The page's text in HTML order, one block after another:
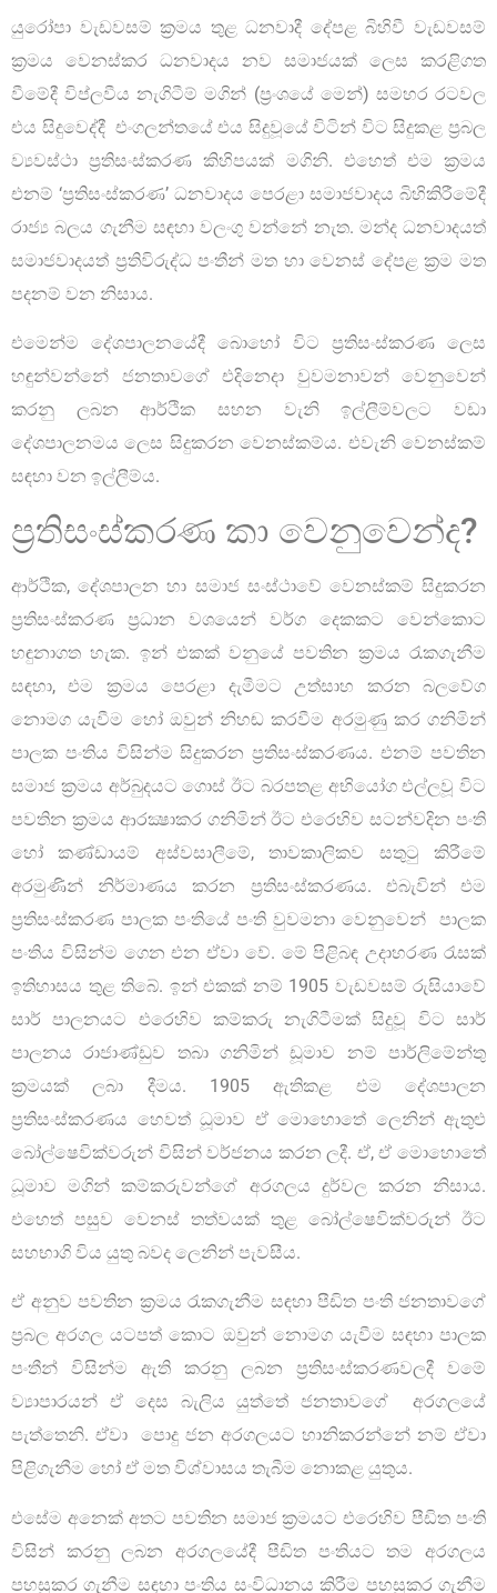
යුරෝපා වැඩවසම් ක්‍රමය තුළ ධනවාදී දේපළ බිහිවී වැඩවසම්
ක්‍රමය වෙනස්කර ධනවාදය නව සමාජයක් ලෙස කරළිගත
වීමේදී විප්ලවීය නැගිටීම් මගින් (ප්‍රංශයේ මෙන්) සමහර රටවල
එය සිදුවෙද්දී එංගලන්තයේ එය සිදුවූයේ විටින් විට සිදුකළ ප්‍රබල
ව්‍යවස්ථා ප්‍රතිසංස්කරණ කිහිපයක් මගිනි. එහෙත් එම ක්‍රමය
එනම් ‘ප්‍රතිසංස්කරණ’ ධනවාදය පෙරළා සමාජවාදය බිහිකිරීමේදී
රාජ්‍ය බලය ගැනීම සඳහා වලංගු වන්නේ නැත. මන්ද ධනවාදයත්
සමාජවාදයත් ප්‍රතිවිරුද්ධ පංතීන් මත හා වෙනස් දේපළ ක්‍රම මත
පදනම් වන නිසාය.
එමෙන්ම දේශපාලනයේදී බොහෝ විට ප්‍රතිසංස්කරණ ලෙස
හඳුන්වන්නේ ජනතාවගේ එදිනෙදා වුවමනාවන් වෙනුවෙන්
කරනු ලබන ආර්ථික සහන වැනි ඉල්ලීම්වලට වඩා
දේශපාලනමය ලෙස සිදුකරන වෙනස්කම්ය. එවැනි වෙනස්කම්
සඳහා වන ඉල්ලීම්ය.
ප්‍රතිසංස්කරණ කා වෙනුවෙන්ද?
ආර්ථික, දේශපාලන හා සමාජ සංස්ථාවේ වෙනස්කම් සිදුකරන
ප්‍රතිසංස්කරණ ප්‍රධාන වශයෙන් වර්ග දෙකකට වෙන්කොට
හඳුනාගත හැක. ඉන් එකක් වනුයේ පවතින ක්‍රමය රැකගැනීම
සඳහා, එම ක්‍රමය පෙරළා දැමීමට උත්සාහ කරන බලවේග
නොමග යැවීම හෝ ඔවුන් නිහඬ කරවීම අරමුණු කර ගනිමින්
පාලක පංතිය විසින්ම සිදුකරන ප්‍රතිසංස්කරණය. එනම් පවතින
සමාජ ක්‍රමය අර්බුදයට ගොස් ඊට බරපතළ අභියෝග එල්ලවූ විට
පවතින ක්‍රමය ආරක්‍ෂාකර ගනිමින් ඊට එරෙහිව සටන්වදින පංති
හෝ කණ්ඩායම් අස්වසාලීමේ, තාවකාලිකව සතුටු කිරීමේ
අරමුණින් නිර්මාණය කරන ප්‍රතිසංස්කරණය. එබැවින් එම
ප්‍රතිසංස්කරණ පාලක පංතියේ පංති වුවමනා වෙනුවෙන් පාලක
පංතිය විසින්ම ගෙන එන ඒවා වේ. මේ පිළිබඳ උදාහරණ රැසක්
ඉතිහාසය තුළ තිබේ. ඉන් එකක් නම් 1905 වැඩවසම් රුසියාවේ
සාර් පාලනයට එරෙහිව කම්කරු නැගිටීමක් සිදුවූ විට සාර්
පාලනය රාජාණ්ඩුව තබා ගනිමින් ඩූමාව නම් පාර්ලිමේන්තු
ක්‍රමයක් ලබා දීමය. 1905 ඇතිකළ එම දේශපාලන
ප්‍රතිසංස්කරණය හෙවත් ධූමාව ඒ මොහොතේ ලෙනින් ඇතුළු
බෝල්ෂෙවික්වරුන් විසින් වර්ජනය කරන ලදී. ඒ, ඒ මොහොතේ
ධූමාව මගින් කම්කරුවන්ගේ අරගලය දුර්වල කරන නිසාය.
එහෙත් පසුව වෙනස් තත්වයක් තුළ බෝල්ෂෙවික්වරුන් ඊට
සහභාගි විය යුතු බවද ලෙනින් පැවසීය.
ඒ අනුව පවතින ක්‍රමය රැකගැනීම සඳහා පීඩිත පංති ජනතාවගේ
ප්‍රබල අරගල යටපත් කොට ඔවුන් නොමග යැවීම සඳහා පාලක
පංතීන් විසින්ම ඇති කරනු ලබන ප්‍රතිසංස්කරණවලදී වමේ
ව්‍යාපාරයන් ඒ දෙස බැලිය යුත්තේ ජනතාවගේ අරගලයේ
පැත්තෙනි. ඒවා පොදු ජන අරගලයට හානිකරන්නේ නම් ඒවා
පිළිගැනීම හෝ ඒ මත විශ්වාසය තැබීම නොකළ යුතුය.
එසේම අනෙක් අතට පවතින සමාජ ක්‍රමයට එරෙහිව පීඩිත පංති
විසින් කරනු ලබන අරගලයේදී පීඩිත පංතියට තම අරගලය
පහසුකර ගැනීම සඳහා පංතිය සංවිධානය කිරීම පහසුකර ගැනීම